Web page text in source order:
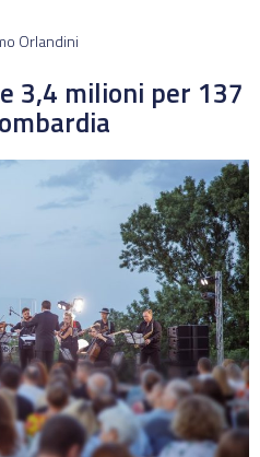
Orlandini
3,4 milioni per 137